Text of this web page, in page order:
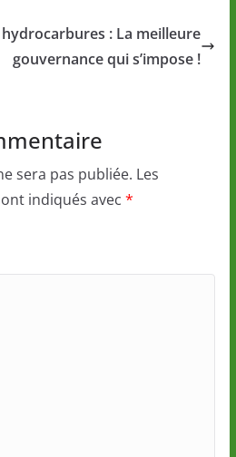
: La meilleure
gouvernance qui s’impose !
sera pas publiée. Les
indiqués avec *